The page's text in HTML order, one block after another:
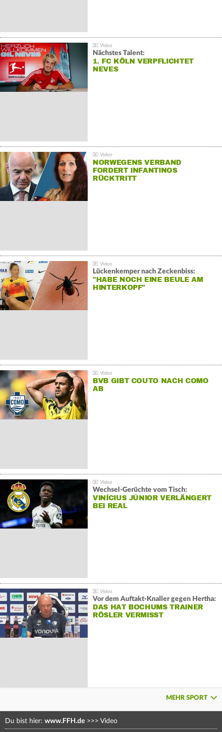
Nächstes Talent:
1. FC KÖLN VERPFLICHTET
NEVES
NORWEGENS VERBAND
FORDERT INFANTINOS
RÜCKTRITT
Lückenkemper nach Zeckenbiss:
"HABE NOCH EINE BEULE AM
HINTERKOPF"
BVB GIBT COUTO NACH COMO
AB
Wechsel-Gerüchte vom Tisch:
VINÍCIUS JÚNIOR VERLÄNGERT
BEI REAL
Vor dem Auftakt-Knaller gegen Hertha:
DAS HAT BOCHUMS TRAINER
RÖSLER VERMISST
MEHR SPORT
Du bist hier: www.FFH.de >>> Video